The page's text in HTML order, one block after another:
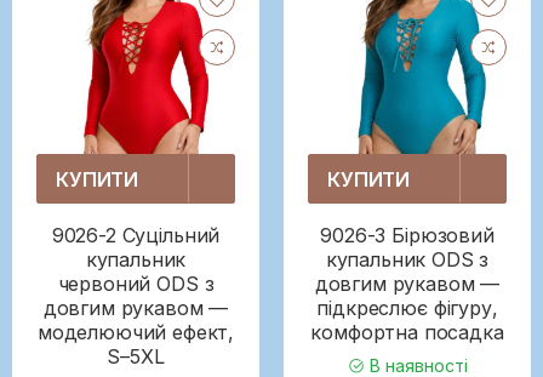
КУПИТИ
9026-2 Суцільний
купальник
червоний ODS з
довгим рукавом —
моделюючий ефект,
S–5XL
КУПИТИ
9026-3 Бірюзовий
купальник ODS з
довгим рукавом —
підкреслює фігуру,
комфортна посадка
В наявності